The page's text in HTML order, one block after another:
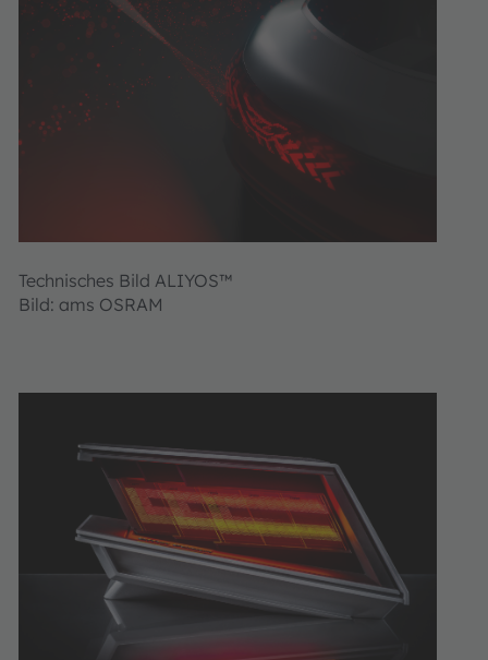
Technisches Bild ALIYOS™
Bild: ams OSRAM